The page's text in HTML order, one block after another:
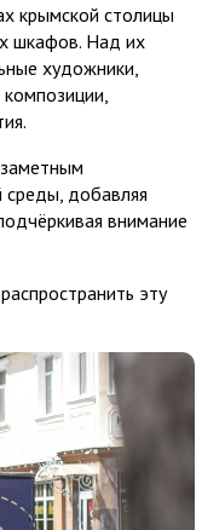
крымской столицы
шкафов. Над их
художники,
добавляя
внимание
эту